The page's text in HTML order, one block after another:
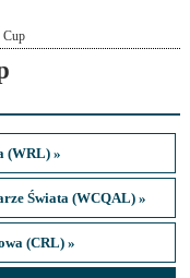
Cup
(WRL) »
Świata (WCQAL) »
(CRL) »